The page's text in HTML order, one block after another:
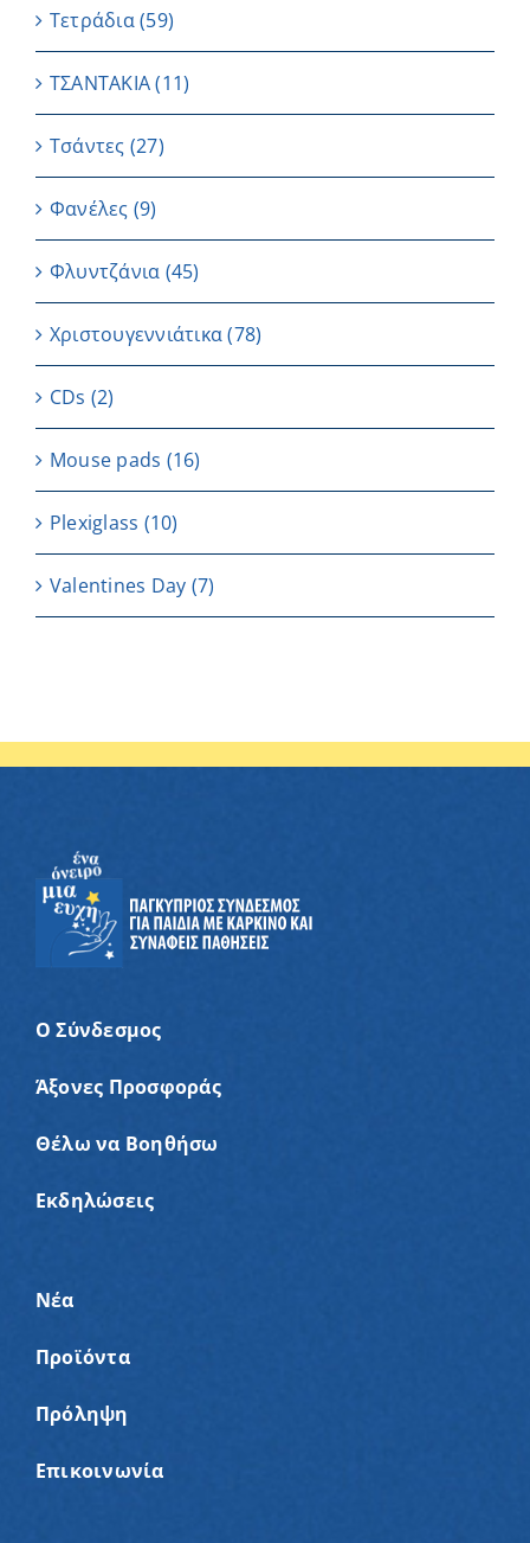
Τετράδια(59)
ΤΣΑΝΤΑΚΙΑ (11)
Τσάντες (27)
Φανέλες (9)
Φλυντζάνια (45)
Χριστουγεννιάτικα(78)
CDs (2)
Μouse pads (16)
Plexiglass (10)
Valentines Day (7)
Ο Σύνδεσμος
Άξονες Προσφοράς
Θέλω να Βοηθήσω
Εκδηλώσεις
Νέα
Προϊόντα
Πρόληψη
Επικοινωνία